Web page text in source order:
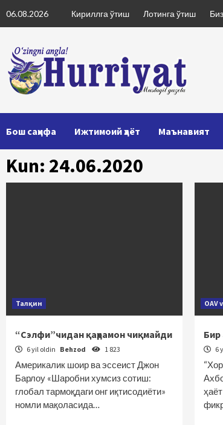
to
06.08.2026 Кириллга ўтиш Лотинга ўтиш
Бош саҳифа Ижтимоий ҳаёт Маънавият
Kun: 24.06.2020
Талқин
“Сэлфи”чидан қаҳрамон чиқмайди
6 yil oldin Behzod 1 823
Америкалик шоир ва эссеист Джон
Барлоу «Шаробни хумсиз сотиш:
глобал тармоқдаги онг иқтисодиёти»
номли мақоласида…
OAV
Бир
6